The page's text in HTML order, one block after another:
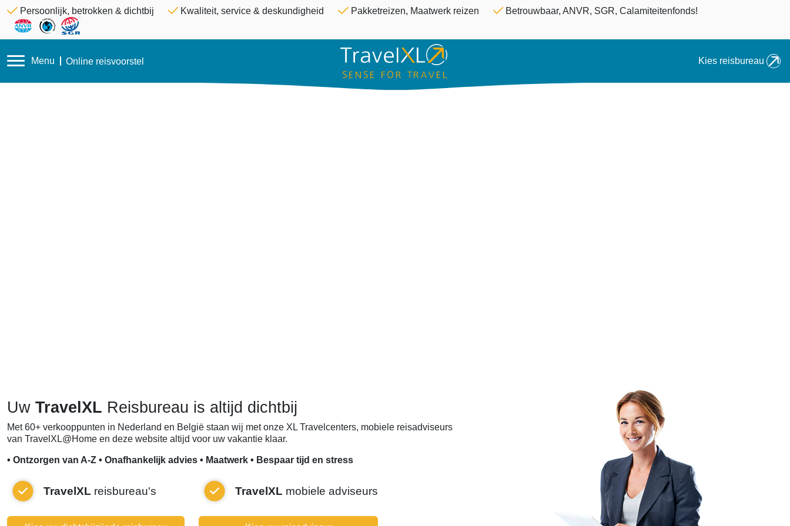
Overslaan en naar de inhoud gaan
Persoonlijk, betrokken & dichtbij Kwaliteit, service & deskundigheid Pakketreizen, Maatwerk reizen Betrouwbaar, ANVR, SGR, Calamiteitenfonds!
Menu Online reisvoorstel Kies reisbureau
Uw TravelXL Reisbureau is altijd dichtbij
Met 60+ verkooppunten in Nederland en België staan wij met onze XL Travelcenters, mobiele reisadviseurs
van TravelXL@Home en deze website altijd voor uw vakantie klaar.
• Ontzorgen van A-Z • Onafhankelijk advies • Maatwerk • Bespaar tijd en stress
TravelXL reisbureau's TravelXL mobiele adviseurs